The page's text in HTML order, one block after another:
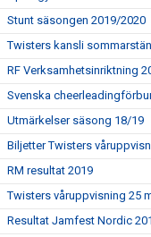
Stunt säsongen 2019/2020
Twisters kansli
RF Verksamhetsinriktning
Svenska
Utmärkelser säsong 18/19
Biljetter Twisters
RM resultat 2019
Twisters våruppvisning 25
Resultat Jamfest Nordic